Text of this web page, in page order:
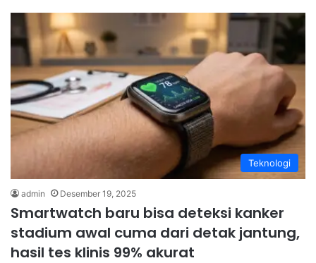
Teknologi
admin Desember 19, 2025
Smartwatch baru bisa deteksi kanker
stadium awal cuma dari detak jantung,
hasil tes klinis 99% akurat